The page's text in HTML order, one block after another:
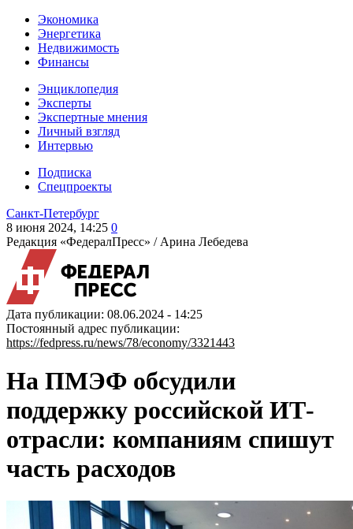
Экономика
Энергетика
Недвижимость
Финансы
Энциклопедия
Эксперты
Экспертные мнения
Личный взгляд
Интервью
Подписка
Спецпроекты
Санкт-Петербург
8 июня 2024, 14:25 0
Редакция «ФедералПресс» / Арина Лебедева
Дата публикации: 08.06.2024 - 14:25
Постоянный адрес публикации:
https://fedpress.ru/news/78/economy/3321443
На ПМЭФ обсудили
поддержку российской ИТ-
отрасли: компаниям спишут
часть расходов